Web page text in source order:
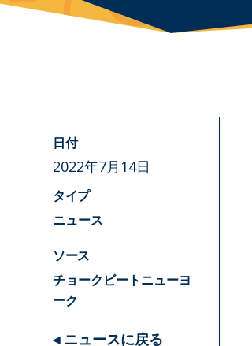
日付
2022年7月14日
タイプ
ニュース
ソース
チョークビートニューヨ
ーク
◂ ニュースに戻る